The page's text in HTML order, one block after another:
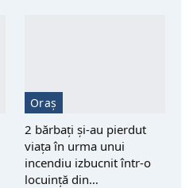
Oraș
2 bărbați și-au pierdut
viața în urma unui
incendiu izbucnit într-o
locuință din…